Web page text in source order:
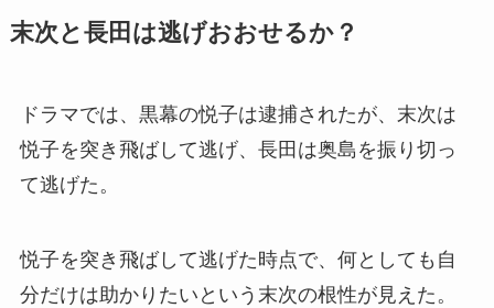
末次と長田は逃げおおせるか？
ドラマでは、黒幕の悦子は逮捕されたが、末次は
悦子を突き飛ばして逃げ、長田は奥島を振り切っ
て逃げた。
悦子を突き飛ばして逃げた時点で、何としても自
分だけは助かりたいという末次の根性が見えた。